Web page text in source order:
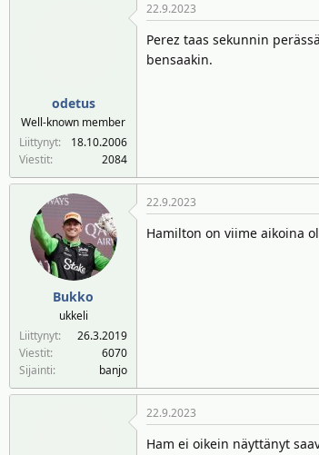
odetus
Well-known member
Liittynyt
18.10.2006
Viestit
2084
22.9.2023
Perez taas sekunnin
bensaakin.
Bukko
ukkeli
Liittynyt
26.3.2019
Viestit
6070
Sijainti
banjo
22.9.2023
Hamilton on viime aikoina
22.9.2023
Ham ei oikein näyttänyt